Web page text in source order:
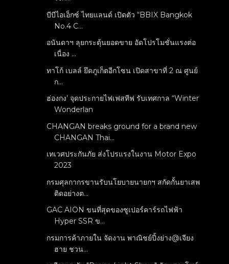
บีบีไอเอ็กซ์ ไทยแลนด์ เปิดตัว “BBIX Bangkok
No.4 C...
อนันดาฯ ลุยกระตุ้นยอดขาย อัดโปรโมชั่นแรงต่อ
เนื่อง ...
ทาโก้ เบลล์ ยึดภูเก็ตอีกโซน เปิดสาขาที่ 2 ณ ศูนย์
ก...
ฮ่องกง’ จุดประกายไฟเฟสทีฟ รับเทศกาล “Winter
Wonderlan
CHANGAN breaks ground for a brand new
CHANGAN Thai...
เทเวศประกันภัย ส่งโปรแรงในงาน Motor Expo
2023
กรมศุลกากรขานรับนโยบายนายกฯ สกัดกั้นยาเสพ
ติดอย่างต...
GAC AION ขนที่สุดของซูเปอร์คาร์รถไฟฟ้า
Hyper SSR ข...
กรมการค้าภายใน จัดงาน พาณิชย์ปิ้งย่าง@เจียง
ฮาย ชวน...